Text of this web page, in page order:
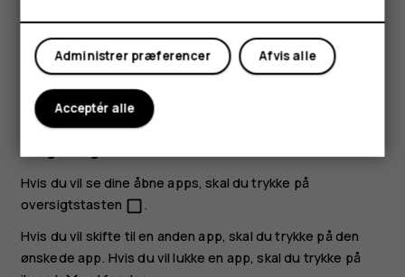
Min konto
grader.
Hvis du vil låse skærmen i stående format, skal du stryge
nedad fra toppen af skærmen og trykke på
automatiskfor at skifte til
Hvis du vil se dine åbne apps, skal du trykke på
oversigtstasten check_box_outline_blank.
Hvis du vil skifte til en anden app, skal du trykke på den
ønskede app. Hvis du vil lukke en app, skal du trykke på
Afvis alle
Administrer præferencer
Acceptér alle